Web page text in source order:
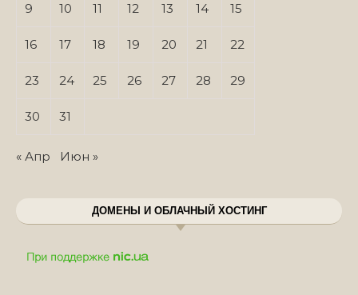
9 10 11 12 13 14 15
16 17 18 19 20 21 22
23 24 25 26 27 28 29
30 31
« Апр Июн »
ДОМЕНЫ И ОБЛАЧНЫЙ ХОСТИНГ